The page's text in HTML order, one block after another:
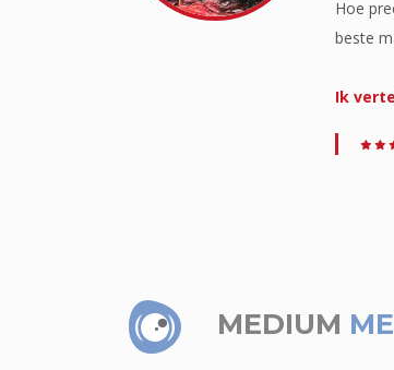
Hoe
beste
Ik
MEDIUM